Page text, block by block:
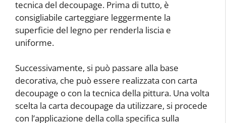
tecnica del decoupage. Prima di tutto, è
consigliabile carteggiare leggermente la
superficie del legno per renderla liscia e
uniforme.
Successivamente, si può passare alla base
decorativa, che può essere realizzata con carta
decoupage o con la tecnica della pittura. Una volta
scelta la carta decoupage da utilizzare, si procede
con l’applicazione della colla specifica sulla